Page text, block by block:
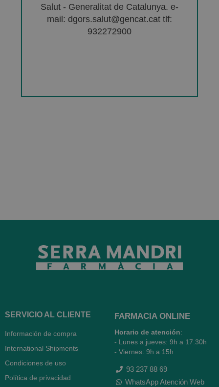
Salut - Generalitat de Catalunya. e-
mail: dgors.salut@gencat.cat tlf:
932272900
SERVICIO AL CLIENTE
Información de compra
International Shipments
Condiciones de uso
Política de privacidad
FARMACIA ONLINE
Horario de atención:
- Lunes a jueves: 9h a 17.30h
- Viernes: 9h a 15h
93 237 88 69
WhatsApp Atención Web